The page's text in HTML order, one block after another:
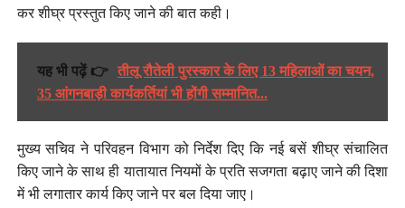
कर शीघ्र प्रस्तुत किए जाने की बात कही।
यह भी पढ़ें 👉 तीलू रौतेली पुरस्कार के लिए 13 महिलाओं का चयन,
35 आंगनबाड़ी कार्यकर्तियां भी होंगी सम्मानित...
मुख्य सचिव ने परिवहन विभाग को निर्देश दिए कि नई बसें शीघ्र संचालित
किए जाने के साथ ही यातायात नियमों के प्रति सजगता बढ़ाए जाने की दिशा
में भी लगातार कार्य किए जाने पर बल दिया जाए।